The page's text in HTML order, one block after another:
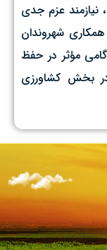
نیازمند عزم جدی
شهروندان
مؤثر در حفظ
بخش کشاورزی